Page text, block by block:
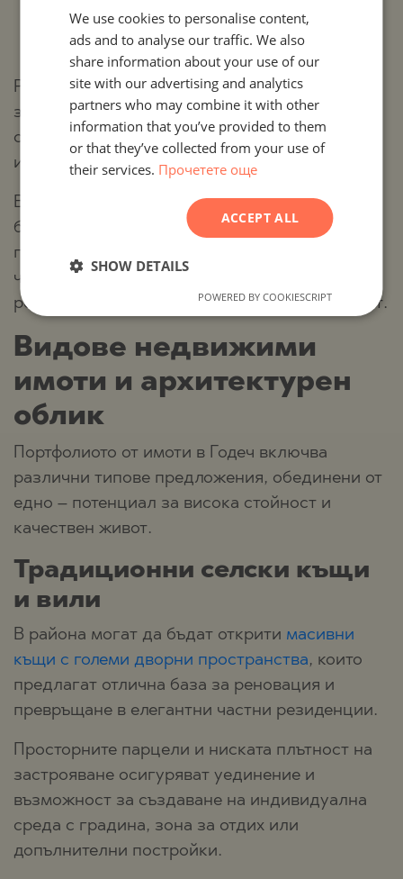
Разнообразие от възможности за
строителство и реновация
Районът предлага както завършени и готови
за нанасяне къщи, така и имоти в процес на
строителство или парцели за реализиране на
индивидуални проекти.
Всички тези предимства превръщат Годеч в
балансиран избор за клиенти, които търсят
престижна локация с отлична достъпност,
чиста природна среда и възможност за
реализиране на имот с дългосрочна стойност.
Видове недвижими
имоти и архитектурен
облик
Портфолиото от имоти в Годеч включва
различни типове предложения, обединени от
едно – потенциал за висока стойност и
качествен живот.
Традиционни селски къщи
и вили
В района могат да бъдат открити масивни
къщи с големи дворни пространства, които
предлагат отлична база за реновация и
превръщане в елегантни частни резиденции.
Просторните парцели и ниската плътност на
застрояване осигуряват уединение и
възможност за създаване на индивидуална
среда с градина, зона за отдих или
допълнителни постройки.
BULGARIAN
ENGLISH
GERMAN
ROMANIAN
SERBIAN
We use cookies to personalise content,
ads and to analyse our traffic. We also
share information about your use of our
site with our advertising and analytics
partners who may combine it with other
information that you’ve provided to them
or that they’ve collected from your use of
their services. Прочетете още
ACCEPT ALL
SHOW DETAILS
POWERED BY COOKIESCRIPT